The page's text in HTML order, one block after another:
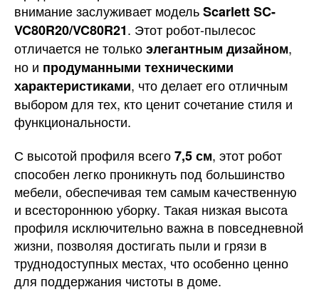
внимание заслуживает модельScarlett SC-
VC80R20/VC80R21. Этот робот-пылесос
отличается не толькоэлегантным дизайном,
но и продуманными техническими
характеристиками, что делает его отличным
выбором для тех, кто ценит сочетание стиля и
функциональности.
С высотой профиля всего7,5 см, этот робот
способен легко проникнуть под большинство
мебели, обеспечивая тем самым качественную
и всестороннюю уборку. Такая низкая высота
профиля исключительно важна в повседневной
жизни, позволяя достигать пыли и грязи в
труднодоступных местах, что особенно ценно
для поддержания чистоты в доме.